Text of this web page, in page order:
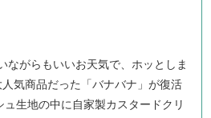
ながらもいいお天気で、ホッとしま
気商品だった「バナバナ」が復活
ュ生地の中に自家製カスタードクリ